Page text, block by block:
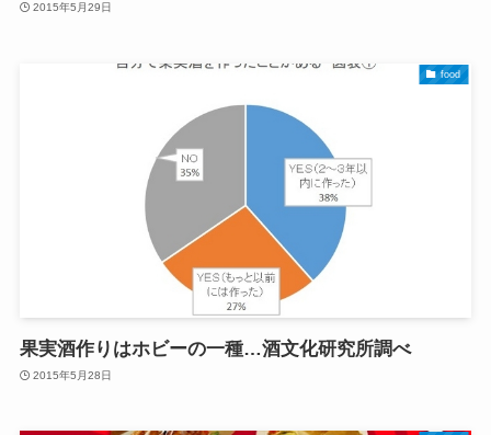
2015年5月29日
food
果実酒作りはホビーの一種…酒文化研究所調べ
2015年5月28日